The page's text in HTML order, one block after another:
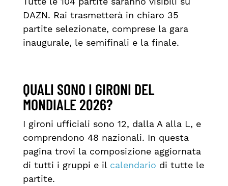
DAZN. Rai trasmetterà in chiaro 35
partite selezionate, comprese la gara
inaugurale, le semifinali e la finale.
QUALI SONO I GIRONI DEL
MONDIALE 2026?
I gironi ufficiali sono 12, dalla A alla L, e
comprendono 48 nazionali. In questa
pagina trovi la composizione aggiornata
di tutti i gruppi e il calendario di tutte le
partite.